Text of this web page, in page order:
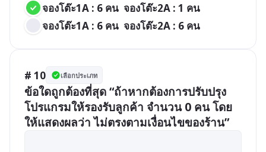
จองโต๊ะ1A : 6 คน  จองโต๊ะ2A : 1 คน
จองโต๊ะ1A : 6 คน  จองโต๊ะ2A : 6 คน
# 10 เลือกประเภท
ข้อใดถูกต้องที่สุด “ถ้าหากต้องการปรับปรุง
โปรแกรมให้รองรับลูกค้า จำนวน 0 คน โดย
ให้แสดงผลว่า ไม่ตรงตามเงื่อนไขของร้าน”